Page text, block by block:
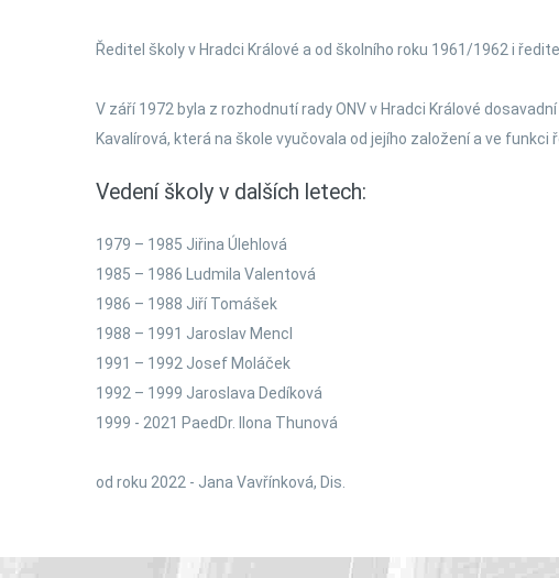
Ředitel školy v Hradci Králové a od školního roku 1961/1962 i
V září 1972 byla z rozhodnutí rady ONV v Hradci Králové
Kavalírová, která na škole vyučovala od jejího založení a ve funkci
Vedení školy v dalších letech:
1979 – 1985 Jiřina Úlehlová
1985 – 1986 Ludmila Valentová
1986 – 1988 Jiří Tomášek
1988 – 1991 Jaroslav Mencl
1991 – 1992 Josef Moláček
1992 – 1999 Jaroslava Dedíková
1999 - 2021 PaedDr. Ilona Thunová
od roku 2022 - Jana Vavřínková, Dis.